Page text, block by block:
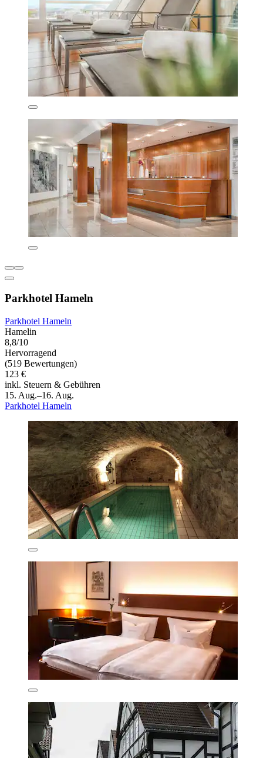
Parkhotel Hameln
Parkhotel Hameln
Hamelin
8,8/10
Hervorragend
(519 Bewertungen)
123 €
inkl. Steuern & Gebühren
15. Aug.–16. Aug.
Parkhotel Hameln